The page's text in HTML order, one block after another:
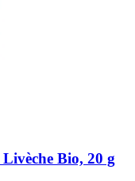
Livèche Bio, 20 g